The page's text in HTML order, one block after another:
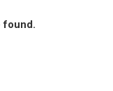
found.